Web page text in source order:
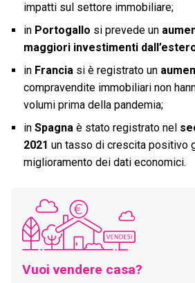
impatti sul settore immobiliare;
in Portogallo si prevede un
maggiori investimenti
in Franciasi è registrato un
compravendite immobiliari non
volumi prima della pandemia;
in Spagnaè stato registrato nel
2021 un tasso di crescita positivo
miglioramento dei dati economici.
Vuoi vendere casa?